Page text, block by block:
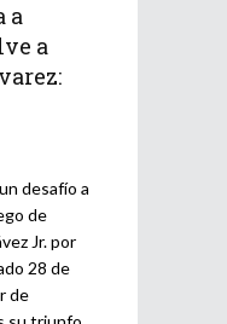
a
a
desafío a
de
Jr. por
28 de
de